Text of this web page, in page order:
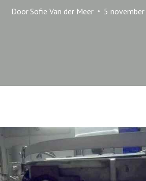
Door Sofie Van der Meer 5